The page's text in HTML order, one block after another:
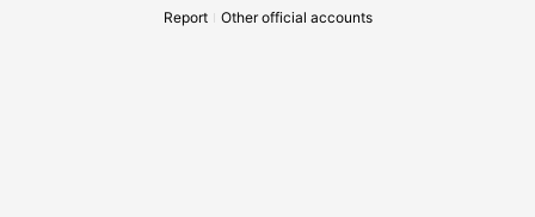
Report
Other official accounts